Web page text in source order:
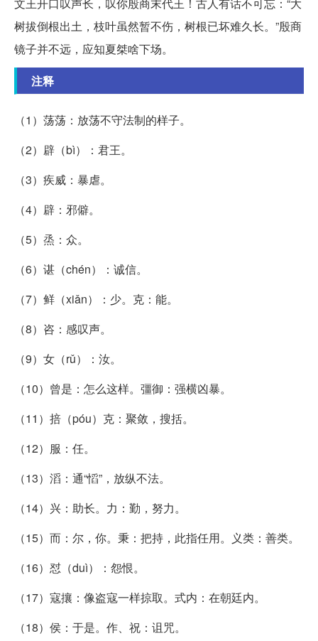
文王开口叹声长，叹你殷商末代王！古人有话不可忘：“大
树拔倒根出土，枝叶虽然暂不伤，树根已坏难久长。”殷商
镜子并不远，应知夏桀啥下场。
注释
（1）荡荡：放荡不守法制的样子。
（2）辟（bì）：君王。
（3）疾威：暴虐。
（4）辟：邪僻。
（5）烝：众。
（6）谌（chén）：诚信。
（7）鲜（xiǎn）：少。克：能。
（8）咨：感叹声。
（9）女（rǔ）：汝。
（10）曾是：怎么这样。彊御：强横凶暴。
（11）掊（póu）克：聚敛，搜括。
（12）服：任。
（13）滔：通“慆”，放纵不法。
（14）兴：助长。力：勤，努力。
（15）而：尔，你。秉：把持，此指任用。义类：善类。
（16）怼（duì）：怨恨。
（17）寇攘：像盗寇一样掠取。式内：在朝廷内。
（18）侯：于是。作、祝：诅咒。